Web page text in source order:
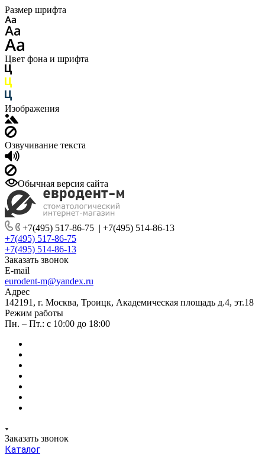
Размер шрифта
Цвет фона и шрифта
Изображения
Озвучивание текста
Обычная версия сайта
+7(495) 517-86-75 | +7(495) 514-86-13
+7(495) 517-86-75
+7(495) 514-86-13
Заказать звонок
E-mail
eurodent-m@yandex.ru
Адрес
142191, г. Москва, Троицк, Академическая площадь д.4, эт.18
Режим работы
Пн. – Пт.: с 10:00 до 18:00
Заказать звонок
Каталог